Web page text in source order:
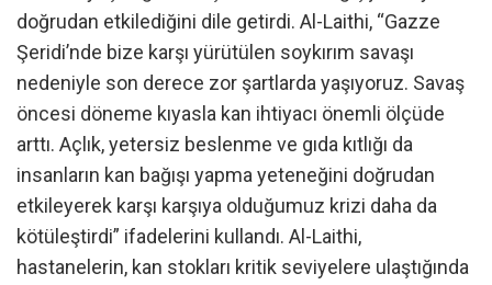
doğrudan etkilediğini dile getirdi. Al-Laithi, “Gazze
Şeridi’nde bize karşı yürütülen soykırım savaşı
nedeniyle son derece zor şartlarda yaşıyoruz. Savaş
öncesi döneme kıyasla kan ihtiyacı önemli ölçüde
arttı. Açlık, yetersiz beslenme ve gıda kıtlığı da
insanların kan bağışı yapma yeteneğini doğrudan
etkileyerek karşı karşıya olduğumuz krizi daha da
kötüleştirdi” ifadelerini kullandı. Al-Laithi,
hastanelerin, kan stokları kritik seviyelere ulaştığında